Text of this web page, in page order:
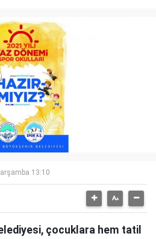
13:10
çocuklara hem tatil